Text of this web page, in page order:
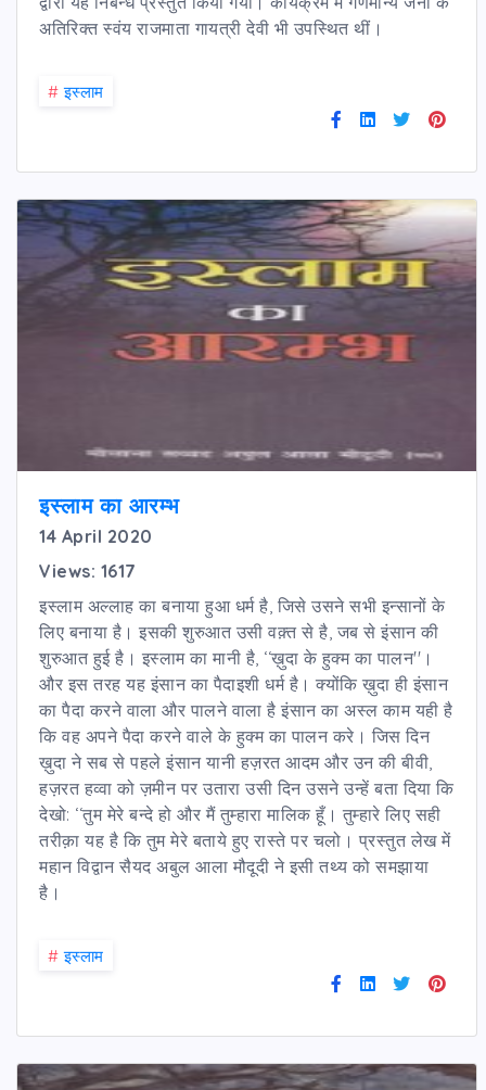
अतिरिक्त स्वंय राजमाता गायत्री देवी भी उपस्थित थीं।
# इस्लाम
इस्लाम का आरम्भ
14 April 2020
Views: 1617
इस्लाम अल्लाह का बनाया हुआ धर्म है, जिसे उसने सभी इन्सानों के
लिए बनाया है। इसकी शुरुआत उसी वक़्त से है, जब से इंसान की
शुरुआत हुई है। इस्लाम का मानी है, ‘‘ख़ुदा के हुक्म का पालन''।
और इस तरह यह इंसान का पैदाइशी धर्म है। क्योंकि ख़ुदा ही इंसान
का पैदा करने वाला और पालने वाला है इंसान का अस्ल काम यही है
कि वह अपने पैदा करने वाले के हुक्म का पालन करे। जिस दिन
ख़ुदा ने सब से पहले इंसान यानी हज़रत आदम और उन की बीवी,
हज़रत हव्वा को ज़मीन पर उतारा उसी दिन उसने उन्हें बता दिया कि
देखो: ‘‘तुम मेरे बन्दे हो और मैं तुम्हारा मालिक हूँ। तुम्हारे लिए सही
तरीक़ा यह है कि तुम मेरे बताये हुए रास्ते पर चलो। प्रस्तुत लेख में
महान विद्वान सैयद अबुल आला मौदूदी ने इसी तथ्य को समझाया
है।
# इस्लाम